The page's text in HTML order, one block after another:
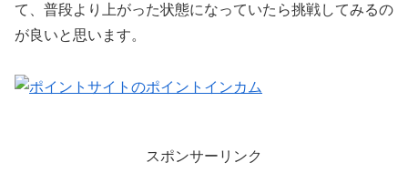
て、普段より上がった状態になっていたら挑戦してみるの
が良いと思います。
スポンサーリンク